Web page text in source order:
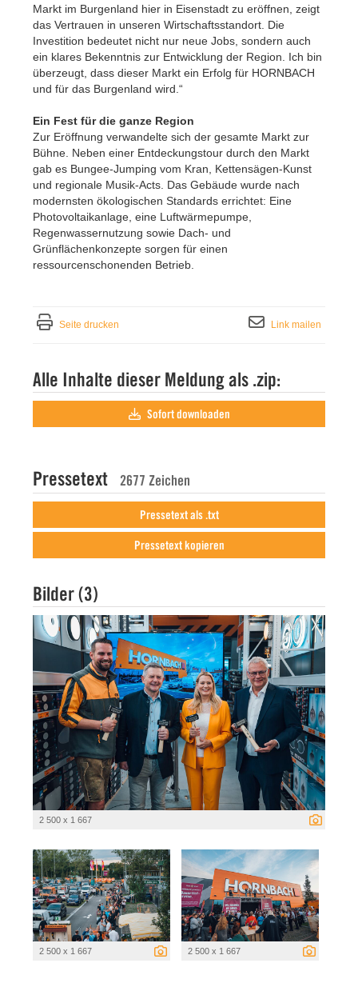
Markt im Burgenland hier in Eisenstadt zu eröffnen, zeigt
das Vertrauen in unseren Wirtschaftsstandort. Die
Investition bedeutet nicht nur neue Jobs, sondern auch
ein klares Bekenntnis zur Entwicklung der Region. Ich bin
überzeugt, dass dieser Markt ein Erfolg für HORNBACH
und für das Burgenland wird.“
Ein Fest für die ganze Region
Zur Eröffnung verwandelte sich der gesamte Markt zur
Bühne. Neben einer Entdeckungstour durch den Markt
gab es Bungee-Jumping vom Kran, Kettensägen-Kunst
und regionale Musik-Acts. Das Gebäude wurde nach
modernsten ökologischen Standards errichtet: Eine
Photovoltaikanlage, eine Luftwärmepumpe,
Regenwassernutzung sowie Dach- und
Grünflächenkonzepte sorgen für einen
ressourcenschonenden Betrieb.
Seite drucken Link mailen
Alle Inhalte dieser Meldung als .zip:
Sofort downloaden
Pressetext 2677 Zeichen
Pressetext als .txt
Pressetext kopieren
Bilder (3)
2 500 x 1 667
2 500 x 1 667 2 500 x 1 667